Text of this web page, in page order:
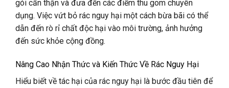
gói cẩn thận và đưa đến các điểm thu gom chuyên
dụng. Việc vứt bỏ rác nguy hại một cách bừa bãi có thể
dẫn đến rò rỉ chất độc hại vào môi trường, ảnh hưởng
đến sức khỏe cộng đồng.
Nâng Cao Nhận Thức và Kiến Thức Về Rác Nguy Hại
Hiểu biết về tác hại của rác nguy hại là bước đầu tiên để